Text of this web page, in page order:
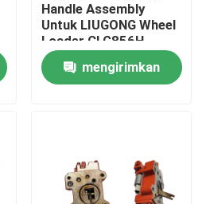
Handle Assembly
Untuk LIUGONG Wheel
Loader CLG856H
Excavator CLG920D、
CLG922D、CLG925D
CLG933E、CLG936D、
mengirimkan